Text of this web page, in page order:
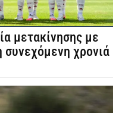
μετακίνησης με
συνεχόμενη χρονιά